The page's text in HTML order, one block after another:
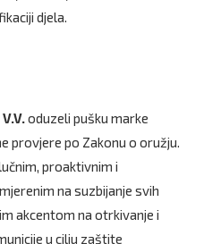
djela.
V.V.oduzeli pušku marke
provjere po Zakonu o oružju.
proaktivnim i
na suzbijanje svih
akcentom na otrkivanje i
u cilju zaštite